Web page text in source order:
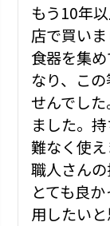
もう10年
店で買い
食器を集
なり、こ
せんでし
ました。
難なく使え
職人さん
とても良
用したいと